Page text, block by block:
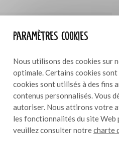
Paramètres cookies
Nous utilisons des cookies sur
optimale. Certains cookies
cookies sont utilisés à des fins
contenus personnalisés. Vous
autoriser. Nous attirons votre
les fonctionnalités du site Web
veuillez consulter notrecharte
Ingrédients
1500 g de pleurotes
190 g de salsa de
125 g de glaçage
75 g de marinade
65 g de persil haché
20 feuilles de chou
10 grosses pommes